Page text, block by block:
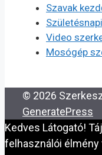
Szavak
Video
Mosógép
© 2026
GeneratePress
Kedves Látogató!
felhasználói